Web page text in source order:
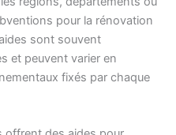
pour la rénovation
sont souvent
et peuvent varier en
fixés par chaque